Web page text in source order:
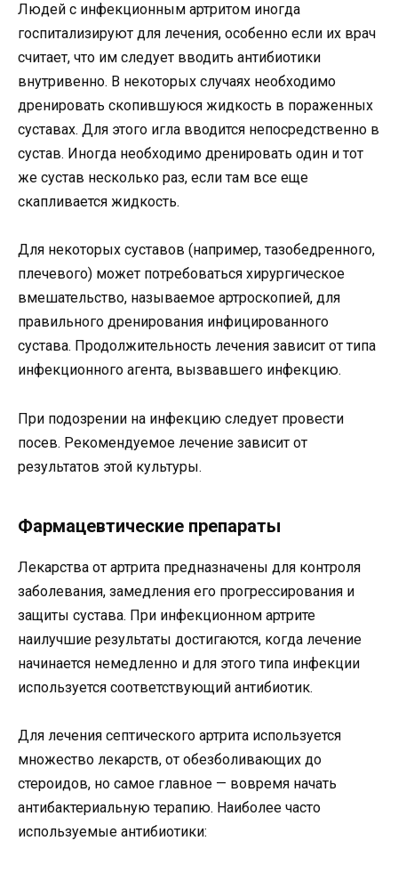
Людей с инфекционным артритом иногда
госпитализируют для лечения, особенно если их врач
считает, что им следует вводить антибиотики
внутривенно. В некоторых случаях необходимо
дренировать скопившуюся жидкость в пораженных
суставах. Для этого игла вводится непосредственно в
сустав. Иногда необходимо дренировать один и тот
же сустав несколько раз, если там все еще
скапливается жидкость.
Для некоторых суставов (например, тазобедренного,
плечевого) может потребоваться хирургическое
вмешательство, называемое артроскопией, для
правильного дренирования инфицированного
сустава. Продолжительность лечения зависит от типа
инфекционного агента, вызвавшего инфекцию.
При подозрении на инфекцию следует провести
посев. Рекомендуемое лечение зависит от
результатов этой культуры.
Фармацевтические препараты
Лекарства от артрита предназначены для контроля
заболевания, замедления его прогрессирования и
защиты сустава. При инфекционном артрите
наилучшие результаты достигаются, когда лечение
начинается немедленно и для этого типа инфекции
используется соответствующий антибиотик.
Для лечения септического артрита используется
множество лекарств, от обезболивающих до
стероидов, но самое главное — вовремя начать
антибактериальную терапию. Наиболее часто
используемые антибиотики: